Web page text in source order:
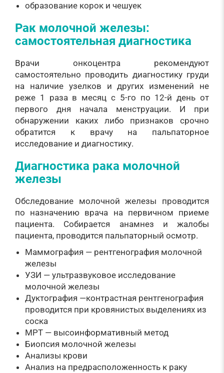
образование корок и чешуек
Рак молочной железы:
самостоятельная диагностика
Врачи онкоцентра рекомендуют
самостоятельно проводить диагностику груди
на наличие узелков и других изменений не
реже 1 раза в месяц с 5-го по 12-й день от
первого дня начала менструации. И при
обнаружении каких либо признаков срочно
обратится к врачу на пальпаторное
исследование и диагностику.
Диагностика рака молочной
железы
Обследование молочной железы проводится
по назначению врача на первичном приеме
пациента. Собирается анамнез и жалобы
пациента, проводится пальпаторный осмотр.
Маммография — рентгенография молочной
железы
УЗИ — ультразвуковое исследование
молочной железы
Дуктография —контрастная рентгенография
проводится при кровянистых выделениях из
соска
МРТ — высоинформативный метод
Биопсия молочной железы
Анализы крови
Анализ на предрасположенность к раку